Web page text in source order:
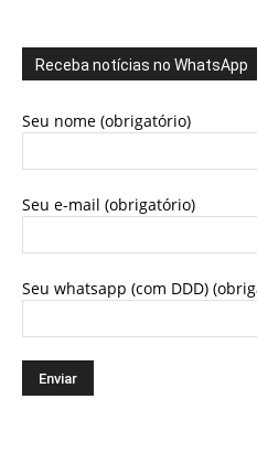
Receba notícias no WhatsApp
Seu nome (obrigatório)
Seu e-mail (obrigatório)
Seu whatsapp (com DDD)